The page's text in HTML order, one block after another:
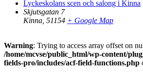
Lyckeskolans scen och salong i Kinna
Skjutsgatan 7
Kinna 51154 + Google Map
Warning: Trying to access array offset on
/home/mcvse/public_html/wp-content/
fields-pro/includes/acf-field-functions.php